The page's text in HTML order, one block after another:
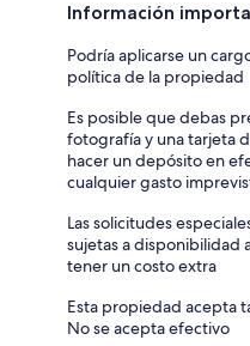
Información
Podría aplicarse un
política de la propiedad
Es posible que debas
fotografía y una tarjeta
hacer un depósito en
cualquier gasto
Las solicitudes
sujetas a disponibilidad
tener un costo extra
Esta propiedad acepta
No se acepta efectivo